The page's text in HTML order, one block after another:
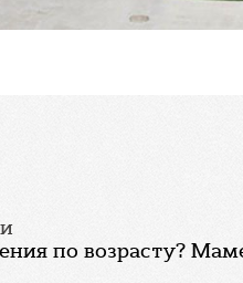
по возрасту?